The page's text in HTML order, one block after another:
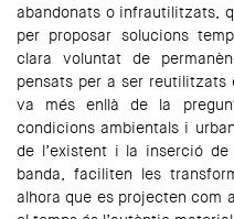
abandonats o infrautilitzats,
per proposar solucions
clara voluntat de
pensats per a ser reutilitzats
va més enllà de la
condicions ambientals i
de l’existent i la inserció
banda, faciliten les
alhora que es projecten com